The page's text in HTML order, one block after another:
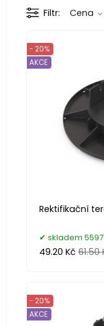
Filtr Cena
Rektifikační
- 20%
AKCE
skladem
49.20 Kč 61.50
- 20%
AKCE